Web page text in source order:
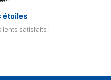
étoiles
satisfaits !